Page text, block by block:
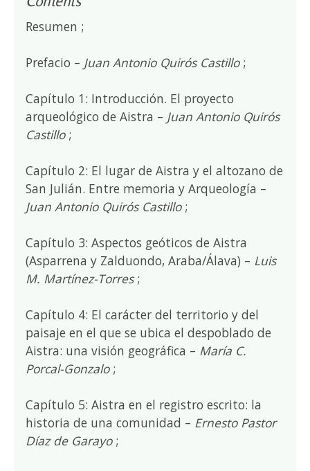
Resumen ;
Prefacio – Juan Antonio Quirós Castillo;
Capítulo 1: Introducción. El proyecto
arqueológico de Aistra – Juan Antonio Quirós
Castillo;
Capítulo 2: El lugar de Aistra y el altozano de
San Julián. Entre memoria y Arqueología –
Juan Antonio Quirós Castillo;
Capítulo 3: Aspectos geóticos de Aistra
(Asparrena y Zalduondo, Araba/Álava) – Luis
M. Martínez-Torres;
Capítulo 4: El carácter del territorio y del
paisaje en el que se ubica el despoblado de
Aistra: una visión geográfica – María C.
Porcal-Gonzalo;
Capítulo 5: Aistra en el registro escrito: la
historia de una comunidad – Ernesto Pastor
Díaz de Garayo;